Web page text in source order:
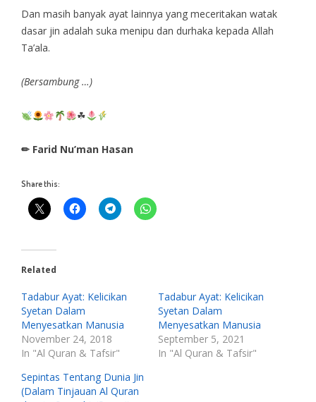
Dan masih banyak ayat lainnya yang meceritakan watak
dasar jin adalah suka menipu dan durhaka kepada Allah
Ta’ala.
(Bersambung …)
☘
✏ Farid Nu’man Hasan
Share this:
Related
Tadabur Ayat: Kelicikan
Syetan Dalam
Menyesatkan Manusia
November 24, 2018
In "Al Quran & Tafsir"
Tadabur Ayat: Kelicikan
Syetan Dalam
Menyesatkan Manusia
September 5, 2021
In "Al Quran & Tafsir"
Sepintas Tentang Dunia Jin
(Dalam Tinjauan Al Quran